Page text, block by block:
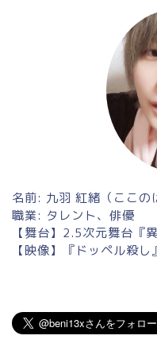
名前: 九羽 紅緒（ここの
職業: タレント、俳優
【舞台】2.5次元舞台『
【映像】『ドッペル殺